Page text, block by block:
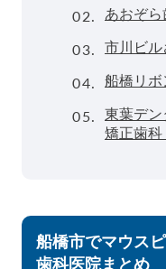
02. あおぞ
03. 市川ビル
04. 船橋リボ
05.
東葉デン
矯正歯科
船橋市でマウス
歯科医院まとめ